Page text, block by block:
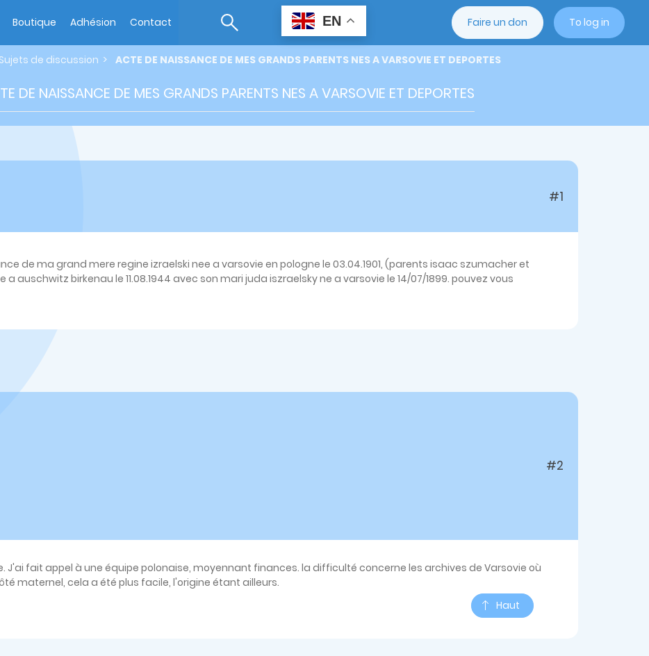
Boutique Adhésion Contact EN Faire un don To log in
Sujets de discussion ACTE DE NAISSANCE DE MES GRANDS PARENTS NES A VARSOVIE ET DEPORTES
DE NAISSANCE DE MES GRANDS PARENTS NES A VARSOVIE ET DEPORTES
#1
de ma grand mere regine izraelski nee a varsovie en pologne le 03.04.1901, (parents isaac szumacher et
auschwitz birkenau le 11.08.1944 avec son mari juda iszraelsky ne a varsovie le 14/07/1899. pouvez vous
#2
fait appel à une équipe polonaise, moyennant finances. la difficulté concerne les archives de Varsovie où
maternel, cela a été plus facile, l'origine étant ailleurs.
Haut